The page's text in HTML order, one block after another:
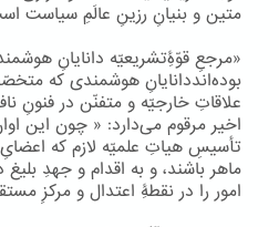
متین و بنیانِ رزینِ عالَمِ سیاست
بوده‌انددانایانِ هوشمندی که
اخیر مرقوم می‌دارد: « چون این
تأسیسِ هیاتِ علمیّه لازم که
ماهر باشند، و به اقدام و جهدِ
امور را در نقطۀِ اعتدال و مرکزِ